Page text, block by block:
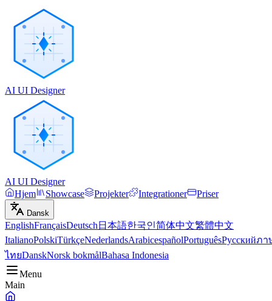
AI UI Designer
AI UI Designer
Hjem
Showcase Projekter Integrationer Priser
Dansk
EnglishFrançaisDeutsch 日本語한국인简体中文繁體中文
ItalianoPolskiTürkçeNederlandsArabicespañolPortuguêsРусскийภา
ไทยDanskNorsk bokmålBahasa Indonesia
Menu
Main